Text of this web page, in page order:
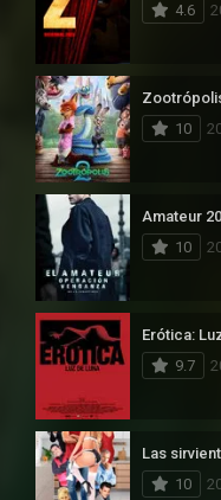
4.6
10
Amateur
10
Erótica:
9.7
Las
10